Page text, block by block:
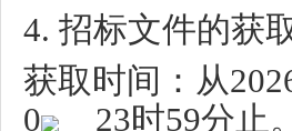
4. 招标文件的获
获取时间：从
0
23时59分止。